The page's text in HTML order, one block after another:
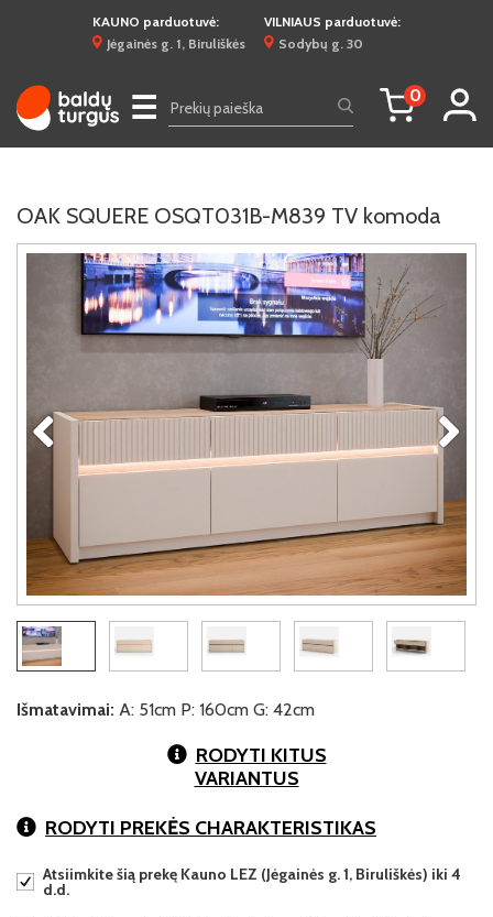
KAUNO parduotuvė:
Jėgainės g. 1, Biruliškės
VILNIAUS parduotuvė:
Sodybų g. 30
☰ 0
OAK SQUERE OSQT031B-M839 TV komoda
Išmatavimai: A: 51cm P: 160cm G: 42cm
RODYTI KITUS
VARIANTUS
RODYTI PREKĖS CHARAKTERISTIKAS
Atsiimkite šią prekę Kauno LEZ (Jėgainės g. 1, Biruliškės) iki 4
d.d.